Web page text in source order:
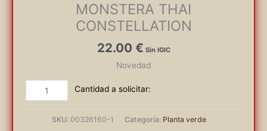
MONSTERA THAI
CONSTELLATION
22.00 €
Novedad
MONSTERA
THAI
CONSTELLATION
cantidad
SKU: 00326160-1 Categoría: Planta verde